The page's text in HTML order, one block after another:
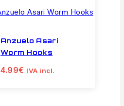
Anzuelo Asari
Worm Hooks
4.99€ IVA incl.